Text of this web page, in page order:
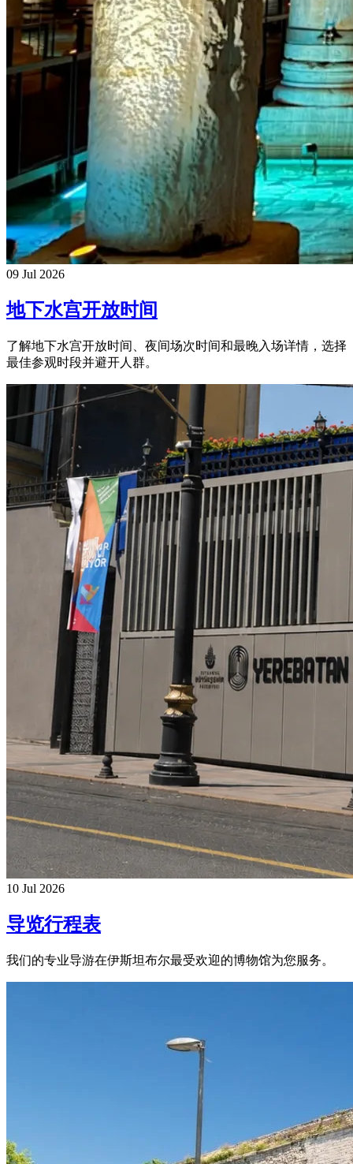
09 Jul 2026
地下水宫开放时间
了解地下水宫开放时间、夜间场次时间和最晚入场详情，选择
最佳参观时段并避开人群。
10 Jul 2026
导览行程表
我们的专业导游在伊斯坦布尔最受欢迎的博物馆为您服务。